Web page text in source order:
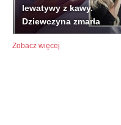
lewatywy z kawy.
Dziewczyna zmarła
Zobacz więcej